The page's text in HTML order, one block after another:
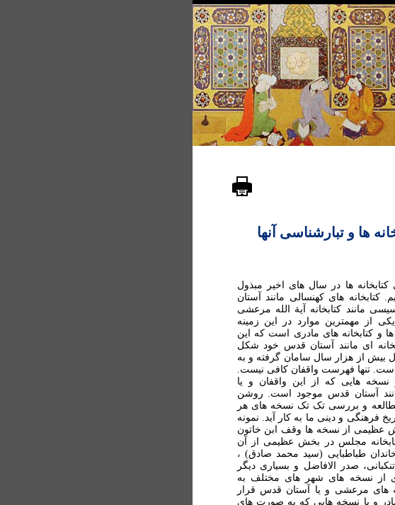
ها و تبارشناسی آنها
کتابخانه ها در سال های اخير مبذول
های کهنسالی مانند آستان
مانند کتابخانه آية الله مرعشی
از مهمترين موارد در اين زمينه
و کتابخانه های مادری است که اين
ای مانند آستان قدس خود شکل
از هزار سال سامان گرفته و به
است. تنها فهرست واقفان کافی نيست.
هایی که از اين واقفان و يا
آستان قدس موجود است. روشن
و بررسی تک تک نسخه های هر
فرهنگی و دينی ما به کار آيد. نمونه
عظيمی از نسخه ها وقف ابن خاتون
مجلس در بخش عظيمی از آن
خاندان طباطبایی (سيد محمد صادق) ،
صدر الافاضل و بسياری ديگر
از نسخه های شهر های مختلف به
های مرعشی و يا آستان قدس قرار
و يا نسخه هایی که به صورت های